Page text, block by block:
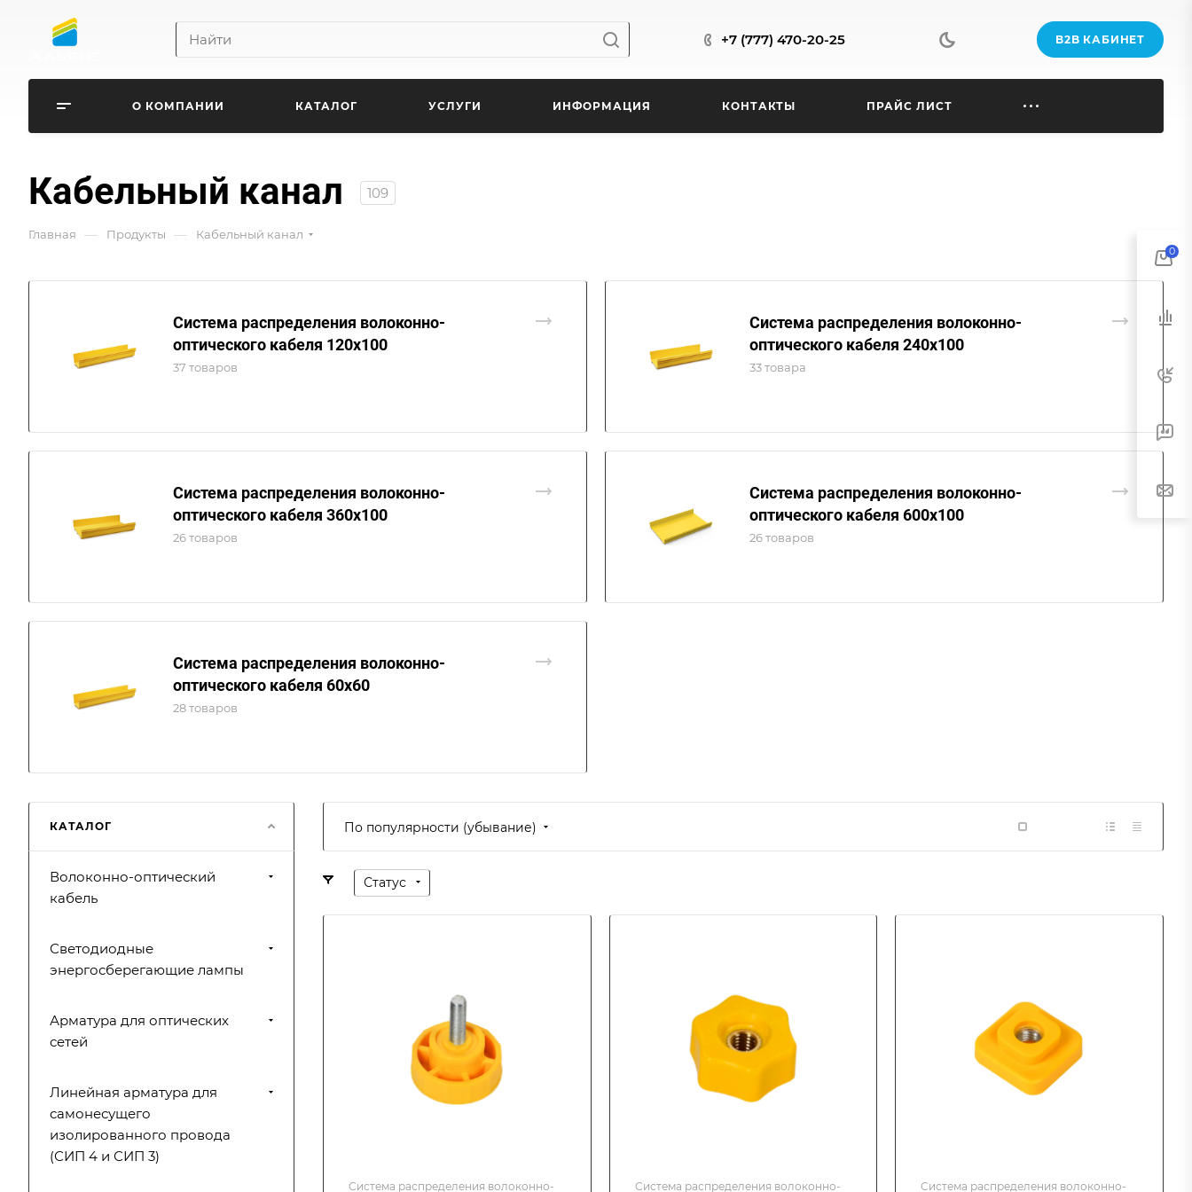
+7 (777) 470-20-25 B2B КАБИНЕТ
О КОМПАНИИ КАТАЛОГ УСЛУГИ ИНФОРМАЦИЯ КОНТАКТЫ ПРАЙС ЛИСТ
Кабельный канал 109
Главная — Продукты — Кабельный канал
Система распределения волоконно-
оптического кабеля 120х100
37 товаров
Система распределения волоконно-
оптического кабеля 240х100
33 товара
Система распределения волоконно-
оптического кабеля 360х100
26 товаров
Система распределения волоконно-
оптического кабеля 600х100
26 товаров
Система распределения волоконно-
оптического кабеля 60x60
28 товаров
По популярности (убывание)
Статус
Система распределения волоконно-
Система распределения волоконно-
Система распределения волоконно-
КАТАЛОГ
Волоконно-оптический
кабель
Светодиодные
энергосберегающие лампы
Арматура для оптических
сетей
Линейная арматура для
самонесущего
изолированного провода
(СИП 4 и СИП 3)
0